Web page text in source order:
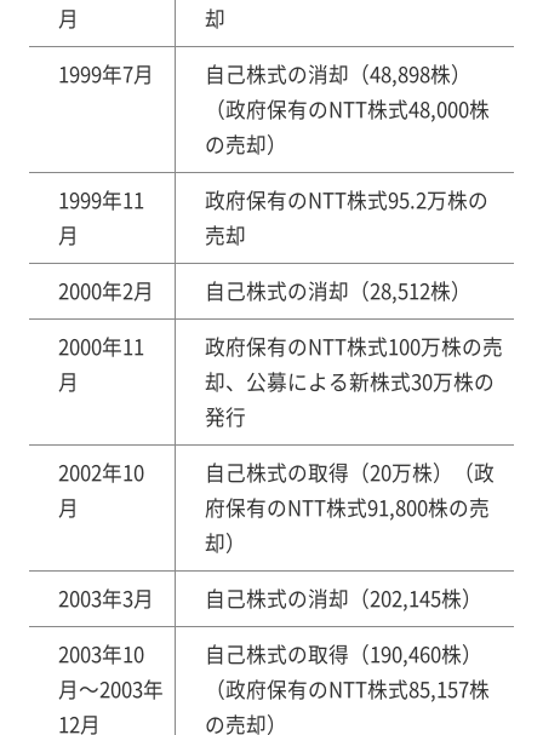
月
却
1999年7月
自己株式の消却（48,898株）
（政府保有のNTT株式48,000株
の売却）
1999年11
月
政府保有のNTT株式95.2万株の
売却
2000年2月
自己株式の消却（28,512株）
2000年11
月
政府保有のNTT株式100万株の売
却、公募による新株式30万株の
発行
2002年10
月
自己株式の取得（20万株）（政
府保有のNTT株式91,800株の売
却）
2003年3月
自己株式の消却（202,145株）
2003年10
月～2003年
12月
自己株式の取得（190,460株）
（政府保有のNTT株式85,157株
の売却）